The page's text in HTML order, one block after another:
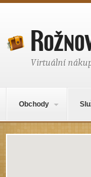
Virtuální
Obchody
Mapa obsahu